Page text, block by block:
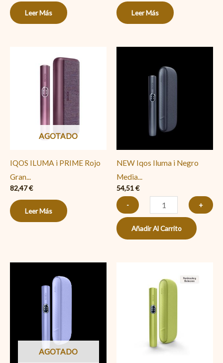
Leer Más Leer Más
AGOTADO
IQOS ILUMA i PRIME Rojo
Gran...
82,47€
Leer Más
NEW Iqos Iluma i Negro
Media...
54,51€
-
Iqos
Iluma
i
Medianoche
cantidad
+
Añadir Al Carrito
AGOTADO
Iqos
Iluma
i
Hoja
cantidad